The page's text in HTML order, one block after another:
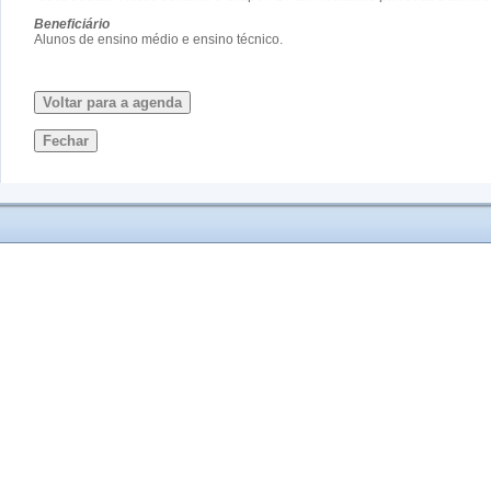
Beneficiário
Alunos de ensino médio e ensino técnico.
Voltar para a agenda
Fechar